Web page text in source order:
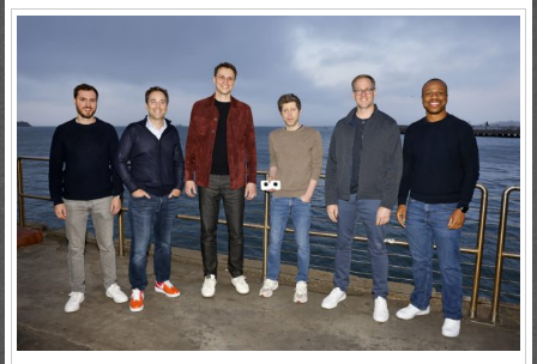
SAN FRANCISCO, CALIFORNIA – APRIL 30: (L-R) Tiago Sada,